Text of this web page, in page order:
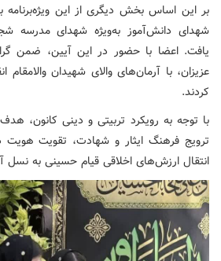
بر این اساس بخش دیگری از این
شهدای دانش‌آموز به‌ویژه شهدای مدرسه
یافت. اعضا با حضور در این آیین، ضمن
عزیزان، با آرمان‌های والای شهیدان والامقام
کردند.
با توجه به رویکرد تربیتی و دینی کانون، هدف
ترویج فرهنگ ایثار و شهادت، تقویت هویت
انتقال ارزش‌های اخلاقی قیام حسینی به نسل